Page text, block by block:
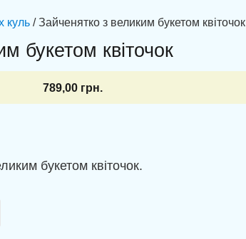
куль/ Зайченятко з великим букетом квіточок
букетом квіточок
789,00 грн.
букетом квіточок.